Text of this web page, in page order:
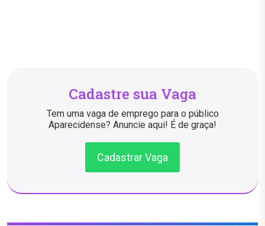
Cadastre sua Vaga
Tem uma vaga de emprego para o público
Aparecidense? Anuncie aqui! É de graça!
Cadastrar Vaga